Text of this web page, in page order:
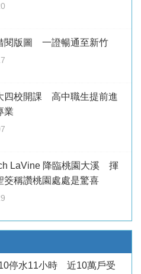
閱版圖 一證暢通至新竹
四校開課 高中職生提前進
業
LaVine 降臨桃園大溪 揮
筊稱讚桃園處處是驚喜
停水11小時 近10萬戶受